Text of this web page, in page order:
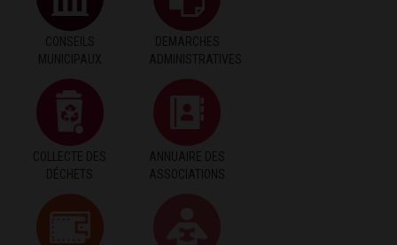
CONSEILS
MUNICIPAUX
DEMARCHES
ADMINISTRATIVES
COLLECTE DES
DÉCHETS
ANNUAIRE DES
ASSOCIATIONS